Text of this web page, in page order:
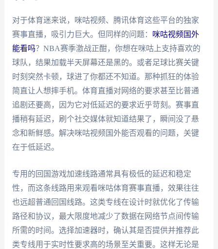
对于体育迷来说，咪咕视频、腾讯体育这些平台的独家
赛事直播，吸引力巨大。但同样的问题： 咪咕视频国外
能看吗？NBA赛季激战正酣，你想在咪咕上支持喜欢的
球队，结果加载半天屏幕还是黑的。或者足球比赛关键
时刻突然卡顿，球进了你都还不知道。那种抓狂的体验
简直让人想摔手机。体育直播对网络的要求甚至比普通
追剧还要高，因为它对低延迟的要求近乎苛刻。赛事直
播稍有延迟，刷个社交媒体就知道结果了，瞬间没了悬
念和新鲜感。解决咪咕视频国外能否观看的问题，关键
在于低延迟。
专用的回国游戏加速线路通常具有极低的延迟和稳定
性，而这条线路用来观看咪咕体育赛事直播，效果往往
也远超普通回国线路。这类专线在设计时就优化了传输
路径和协议，最大限度地减少了数据在网络节点间传输
所需的时间。选择加速器时，确认其是否提供并推荐此
类专线用于实时性要求高的场景至关重要。这样无论是